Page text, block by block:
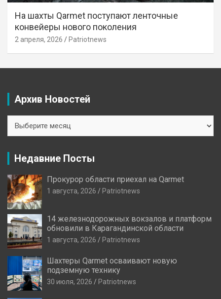
На шахты Qarmet поступают ленточные
конвейеры нового поколения
2 апреля, 2026 Patriotnews
Архив Новостей
Новостей
Недавние Посты
Прокурор области приехал на Qarmet
1 августа, 2026 Patriotnews
14 железнодорожных вокзалов и платформ
обновили в Карагандинской области
1 августа, 2026 Patriotnews
Шахтеры Qarmet осваивают новую
подземную технику
30 июля, 2026 Patriotnews